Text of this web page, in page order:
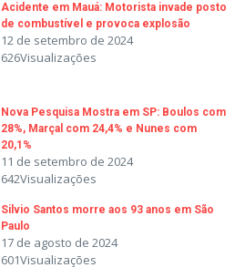
Acidente em Mauá: Motorista invade posto
de combustível e provoca explosão
12 de setembro de 2024
626Visualizações
Nova Pesquisa Mostra em SP: Boulos com
28%, Marçal com 24,4% e Nunes com
20,1%
11 de setembro de 2024
642Visualizações
Silvio Santos morre aos 93 anos em São
Paulo
17 de agosto de 2024
601Visualizações